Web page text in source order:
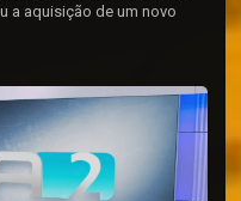
a aquisição de um novo